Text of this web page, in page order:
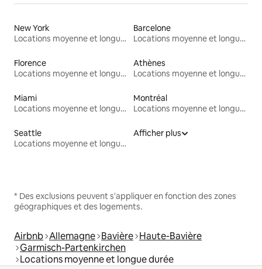
New York
Locations moyenne et longue durée
Barcelone
Locations moyenne et longue durée
Florence
Locations moyenne et longue durée
Athènes
Locations moyenne et longue durée
Miami
Locations moyenne et longue durée
Montréal
Locations moyenne et longue durée
Seattle
Locations moyenne et longue durée
Afficher plus
* Des exclusions peuvent s'appliquer en fonction des zones
géographiques et des logements.
Airbnb Allemagne Bavière Haute-Bavière
Garmisch-Partenkirchen
Locations moyenne et longue durée